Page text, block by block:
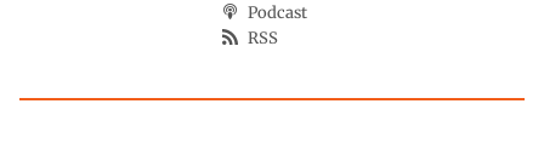
Podcast
RSS